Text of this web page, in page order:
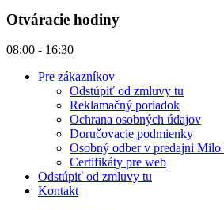
Otváracie hodiny
08:00 - 16:30
Pre zákazníkov
Odstúpiť od zmluvy tu
Reklamačný poriadok
Ochrana osobných údajov
Doručovacie podmienky
Osobný odber v predajni
Certifikáty pre web
Odstúpiť od zmluvy tu
Kontakt